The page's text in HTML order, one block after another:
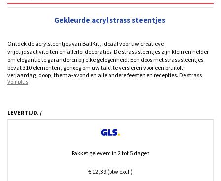
Gekleurde acryl strass steentjes
Ontdek de acrylsteentjes van BallKit, ideaal voor uw creatieve
vrijetijdsactiviteiten en allerlei decoraties. De strass steentjes zijn klein en helder
om elegantie te garanderen bij elke gelegenheid. Een doos met strass steentjes
bevat 310 elementen, genoeg om uw tafel te versieren voor een bruiloft,
verjaardag, doop, thema-avond en alle andere feesten en recepties. De strass
steentjes in een doos zijn in 3 verschillende maten: 6, 10 en 14 mm. Naast de
acryl strass steentjes beschikbaar, om zich aan te passen aan uw decoratiewens!
Voir plus
LEVERTIJD. /
Pakket geleverd in 2 tot 5 dagen
€ 12,39 (btw excl.)